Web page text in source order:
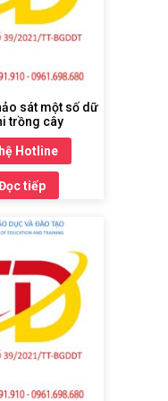
sát một số dữ
trồng cây
Hotline
tiếp